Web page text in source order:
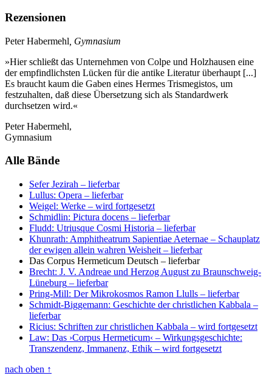
Rezensionen
Peter Habermehl , Gymnasium
»Hier schließt das Unternehmen von Colpe und Holzhausen eine
der empfindlichsten Lücken für die antike Literatur überhaupt [...]
Es braucht kaum die Gaben eines Hermes Trismegistos, um
festzuhalten, daß diese Übersetzung sich als Standardwerk
durchsetzen wird.«
Peter Habermehl,
Gymnasium
Alle Bände
Sefer Jezirah – lieferbar
Lullus: Opera – lieferbar
Weigel: Werke – wird fortgesetzt
Schmidlin: Pictura docens – lieferbar
Fludd: Utriusque Cosmi Historia – lieferbar
Khunrath: Amphitheatrum Sapientiae Aeternae – Schauplatz
der ewigen allein wahren Weisheit – lieferbar
Das Corpus Hermeticum Deutsch – lieferbar
Brecht: J. V. Andreae und Herzog August zu Braunschweig-
Lüneburg – lieferbar
Pring-Mill: Der Mikrokosmos Ramon Llulls – lieferbar
Schmidt-Biggemann: Geschichte der christlichen Kabbala –
lieferbar
Ricius: Schriften zur christlichen Kabbala – wird fortgesetzt
Law: Das ›Corpus Hermeticum‹ – Wirkungsgeschichte:
Transzendenz, Immanenz, Ethik – wird fortgesetzt
nach oben ↑